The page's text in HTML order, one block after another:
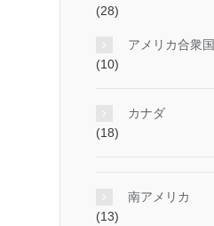
(28)
アメリカ合衆国
(10)
カナダ
(18)
南アメリカ
(13)